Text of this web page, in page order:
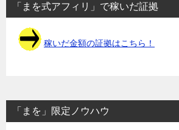
「まを式アフィリ」で稼いだ証拠
稼いだ金額の証拠はこちら！
「まを」限定ノウハウ